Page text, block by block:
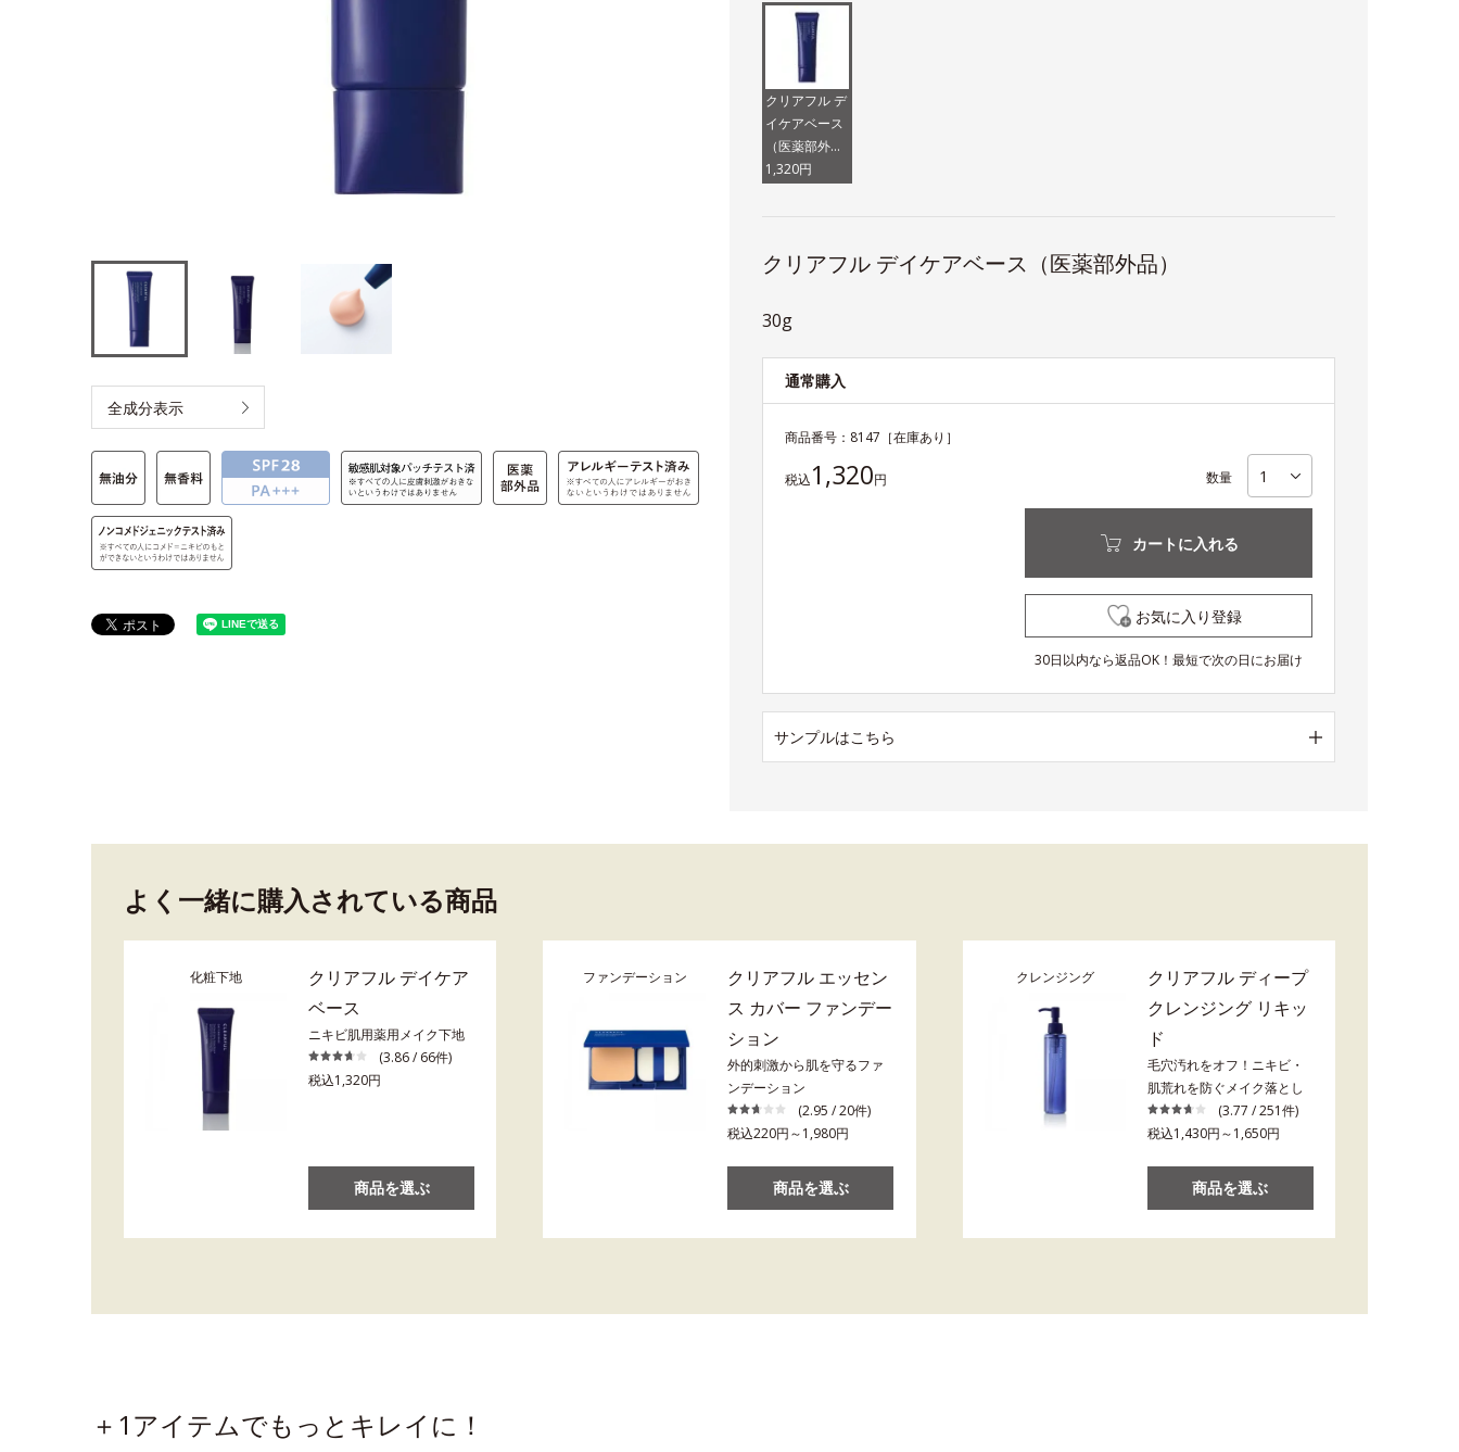
全成分表示
クリアフル デ
イケアベース
（医薬部外
品）
1,320円
クリアフル デイケアベース（医薬部外品）
30g
通常購入
商品番号： 8147 ［在庫あり］
税込1,320円 数量
カートに入れる
お気に入り登録
30日以内なら返品OK！最短で次の日にお届け
サンプルはこちら
よく一緒に購入されている商品
化粧下地
クリアフル デイケア
ベース
ニキビ肌用薬用メイク下地
(3.86 / 66件)
税込1,320円
商品を選ぶ
ファンデーション
クリアフル エッセン
ス カバー ファンデー
ション
外的刺激から肌を守るファ
ンデーション
(2.95 / 20件)
税込220円～1,980円
商品を選ぶ
クレンジング
クリアフル ディープ
クレンジング リキッ
ド
毛穴汚れをオフ！ニキビ・
肌荒れを防ぐメイク落とし
(3.77 / 251件)
税込1,430円～1,650円
商品を選ぶ
＋1アイテムでもっとキレイに！